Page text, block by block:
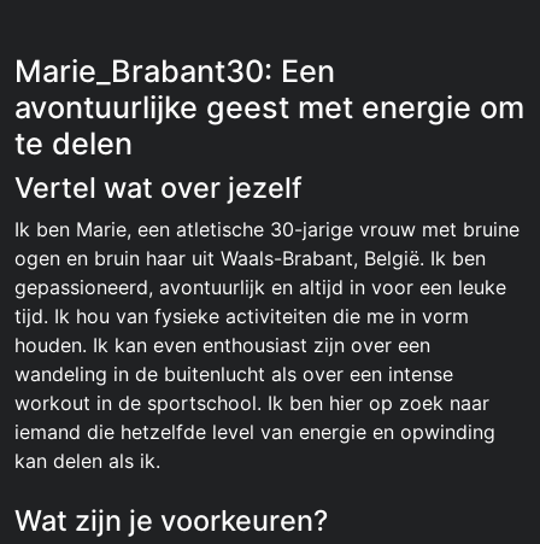
Marie_Brabant30: Een
avontuurlijke geest met energie om
te delen
Vertel wat over jezelf
Ik ben Marie, een atletische 30-jarige vrouw met bruine
ogen en bruin haar uit Waals-Brabant, België. Ik ben
gepassioneerd, avontuurlijk en altijd in voor een leuke
tijd. Ik hou van fysieke activiteiten die me in vorm
houden. Ik kan even enthousiast zijn over een
wandeling in de buitenlucht als over een intense
workout in de sportschool. Ik ben hier op zoek naar
iemand die hetzelfde level van energie en opwinding
kan delen als ik.
Wat zijn je voorkeuren?